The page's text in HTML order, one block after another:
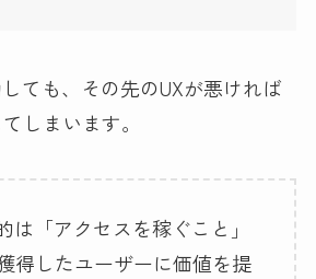
ても、その先のUXが悪ければ
しまいます。
は「アクセスを稼ぐこと」
得したユーザーに価値を提